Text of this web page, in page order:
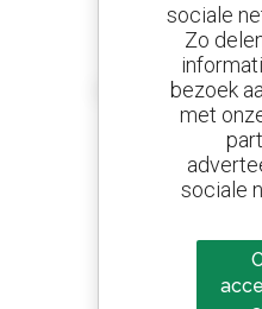
Stel
en ontvang advertenties
sociale
Zo
bezoek
met
sociale